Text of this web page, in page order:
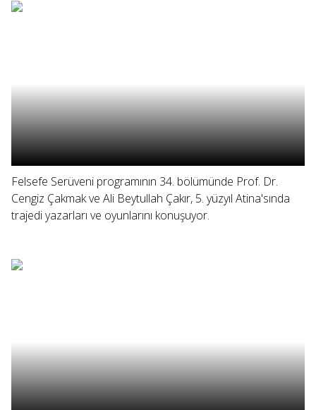
Felsefe Serüveni programının 34. bölümünde Prof. Dr.
Cengiz Çakmak ve Ali Beytullah Çakır, 5. yüzyıl Atina'sında
trajedi yazarları ve oyunlarını konuşuyor.